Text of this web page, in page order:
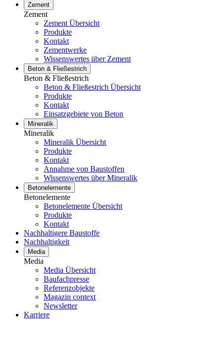
Zement
Zement
Zement Übersicht
Produkte
Kontakt
Zementwerke
Wissenswertes über Zement
Beton & Fließestrich
Beton & Fließestrich
Beton & Fließestrich Übersicht
Produkte
Kontakt
Einsatzgebiete von Beton
Mineralik
Mineralik
Mineralik Übersicht
Produkte
Kontakt
Annahme von Baustoffen
Wissenswertes über Mineralik
Betonelemente
Betonelemente
Betonelemente Übersicht
Produkte
Kontakt
Nachhaltigere Baustoffe
Nachhaltigkeit
Media
Media
Media Übersicht
Baufachpresse
Referenzobjekte
Magazin context
Newsletter
Karriere